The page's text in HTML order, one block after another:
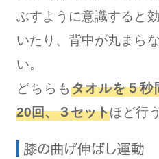
ぶすように意識すると
いたり、背中が丸まら
い。
どちらもタオルを５秒
20回、３セットほど行